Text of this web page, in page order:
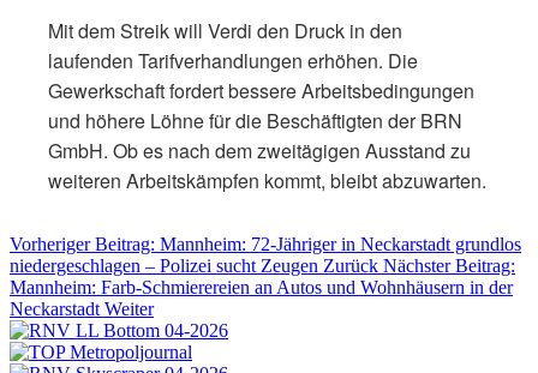
Mit dem Streik will Verdi den Druck in den
laufenden Tarifverhandlungen erhöhen. Die
Gewerkschaft fordert bessere Arbeitsbedingungen
und höhere Löhne für die Beschäftigten der BRN
GmbH. Ob es nach dem zweitägigen Ausstand zu
weiteren Arbeitskämpfen kommt, bleibt abzuwarten.
Vorheriger Beitrag: Mannheim: 72-Jähriger in Neckarstadt grundlos
niedergeschlagen – Polizei sucht Zeugen Zurück Nächster Beitrag:
Mannheim: Farb-Schmierereien an Autos und Wohnhäusern in der
Neckarstadt Weiter